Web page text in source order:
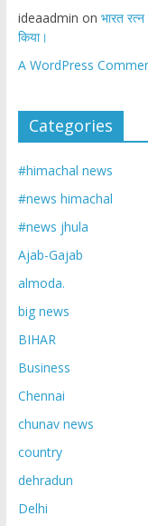
ideaadmin on भारत
किया।
A WordPress
Categories
#himachal news
#news himachal
#news jhula
Ajab-Gajab
almoda.
big news
BIHAR
Business
Chennai
chunav news
country
dehradun
Delhi